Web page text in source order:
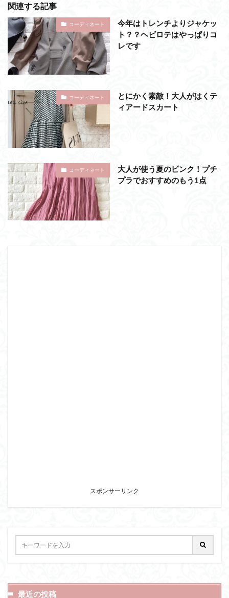
関連する記事
コーディネート
今年はトレンチよりジャケッ
ト？？ヘビロテはやっぱりコ
レです
コーディネート
とにかく素敵！大人がはくテ
ィアードスカート
コーディネート
大人が使う夏のピンク！プチ
プラでおすすめのもう1点
スポンサーリンク
最近の投稿